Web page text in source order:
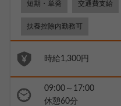
短期・単発 交通費支給
扶養控除内勤務可
時給1,300円
09:00～17:00
休憩60分